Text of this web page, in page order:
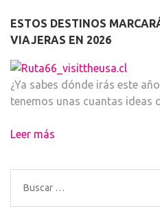
ESTOS DESTINOS
VIAJERAS EN 2026
¿Ya sabes dónde irás este
tenemos unas cuantas ideas
Leer más
Buscar: